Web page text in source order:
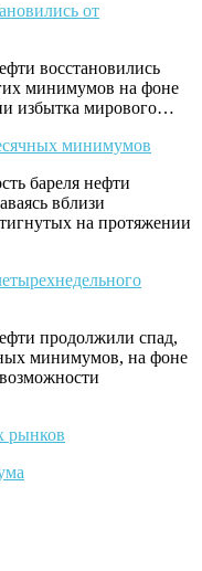
от
восстановились
минимумов на фоне
избытка мирового…
минимумов
бареля нефти
вблизи
на протяжении
продолжили спад,
минимумов, на фоне
рынков